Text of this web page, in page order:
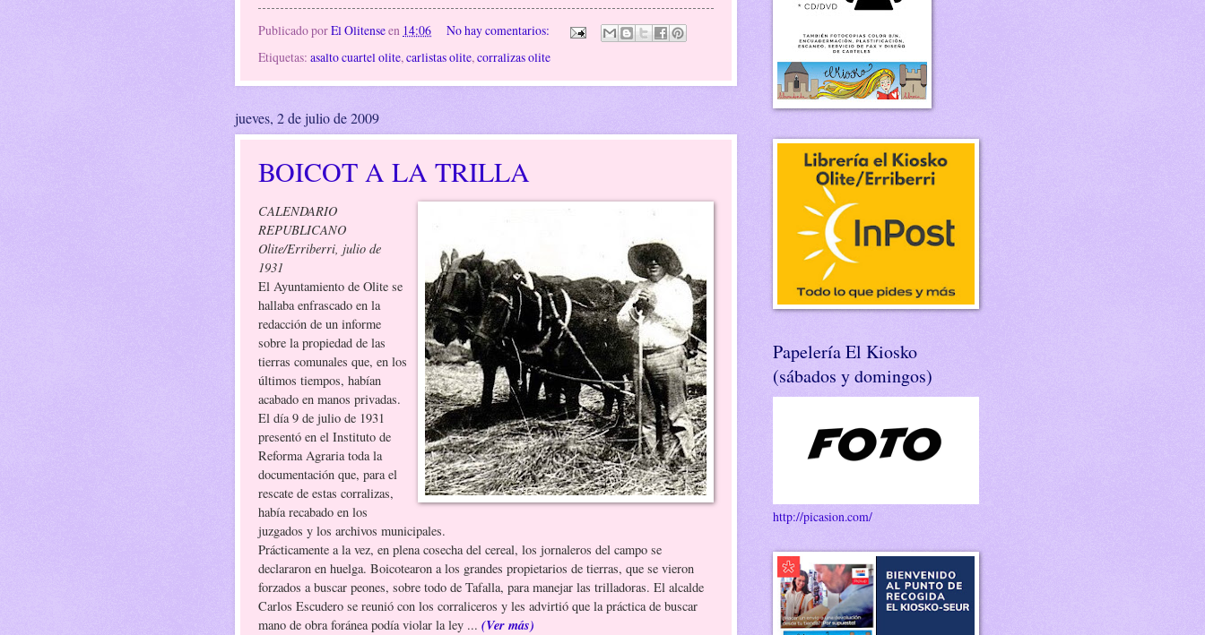
Publicado porEl Olitenseen 14:06
No hay comentarios:
Etiquetas: asalto cuartel olite, carlistas olite, corralizas olite
jueves, 2 de julio de 2009
BOICOT A LA TRILLA
CALENDARIO
REPUBLICANO
Olite/Erriberri, julio de
1931
El Ayuntamiento de Olite se
hallaba enfrascado en la
redacción de un informe
sobre la propiedad de las
tierras comunales que, en los
últimos tiempos, habían
acabado en manos privadas.
El día 9 de julio de 1931
presentó en el Instituto de
Reforma Agraria toda la
documentación que, para el
rescate de estas corralizas,
había recabado en los
juzgados y los archivos municipales.
Prácticamente a la vez, en plena cosecha del cereal, los jornaleros del campo se
declararon en huelga. Boicotearon a los grandes propietarios de tierras, que se vieron
forzados a buscar peones, sobre todo de Tafalla, para manejar las trilladoras. El alcalde
Carlos Escudero se reunió con los corraliceros y les advirtió que la práctica de buscar
mano de obra foránea podía violar la ley ... (Ver más)
Papelería El Kiosko
(sábados y domingos)
http://picasion.com/